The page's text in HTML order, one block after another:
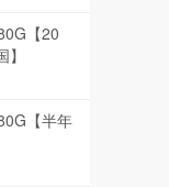
【20
【半年